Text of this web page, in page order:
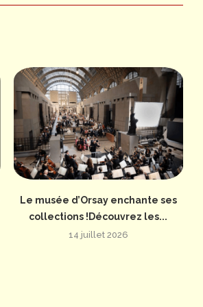
Le musée d’Orsay enchante ses
collections !Découvrez les...
14 juillet 2026